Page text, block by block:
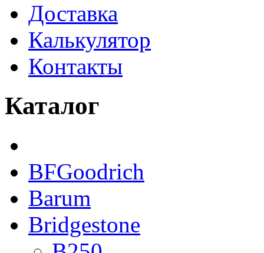
Доставка
Калькулятор
Контакты
Каталог
BFGoodrich
Barum
Bridgestone